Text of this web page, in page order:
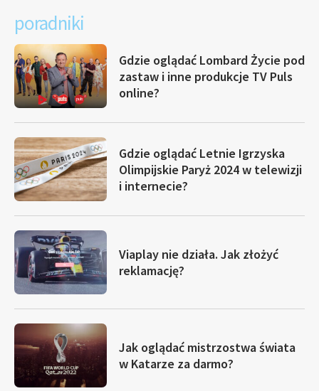
poradniki
Gdzie oglądać Lombard Życie pod
zastaw i inne produkcje TV Puls
online?
Gdzie oglądać Letnie Igrzyska
Olimpijskie Paryż 2024 w telewizji
i internecie?
Viaplay nie działa. Jak złożyć
reklamację?
Jak oglądać mistrzostwa świata
w Katarze za darmo?